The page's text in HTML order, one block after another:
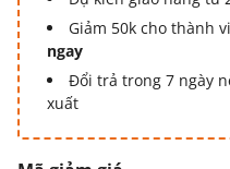
Giảm 50k cho thành
ngay
Đổi trả trong 7 ngày
xuất